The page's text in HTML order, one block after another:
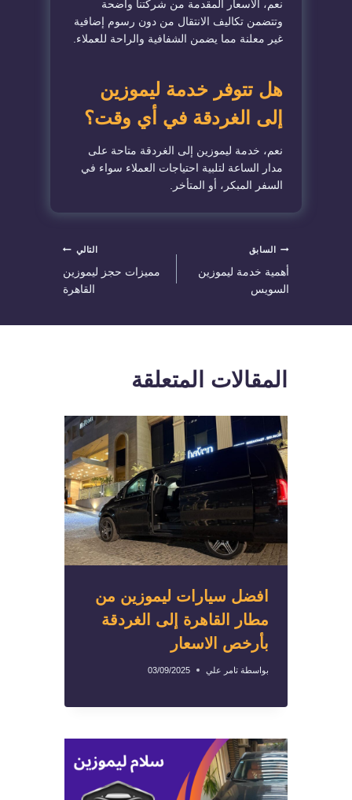
نعم، الأسعار المقدمة من شركتنا واضحة
وتتضمن تكاليف الانتقال من دون رسوم إضافية
غير معلنة مما يضمن الشفافية والراحة للعملاء.
هل تتوفر خدمة ليموزين
إلى الغردقة في أي وقت؟
نعم، خدمة ليموزين إلى الغردقة متاحة على
مدار الساعة لتلبية احتياجات العملاء سواء في
السفر المبكر، أو المتأخر.
تصفّح
المقالات
السابق
أهمية خدمة ليموزين
السويس
التالي
مميزات حجز ليموزين
القاهرة
المقالات المتعلقة
افضل سيارات ليموزين من
مطار القاهرة إلى الغردقة
بأرخص الاسعار
بواسطة تامر علي 03/09/2025